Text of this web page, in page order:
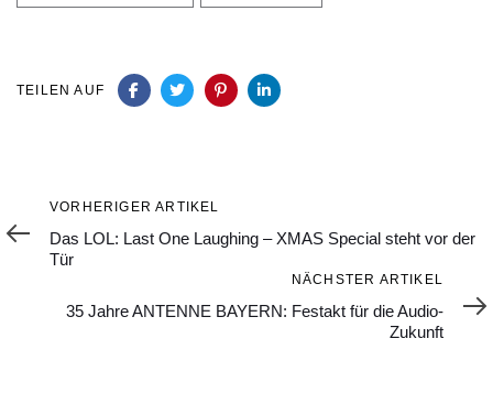
TEILEN AUF
Vorheriger
Artikel
VORHERIGER ARTIKEL
Das LOL: Last One Laughing – XMAS Special steht vor der
Tür
NÄCHSTER ARTIKEL
35 Jahre ANTENNE BAYERN: Festakt für die Audio-
Zukunft